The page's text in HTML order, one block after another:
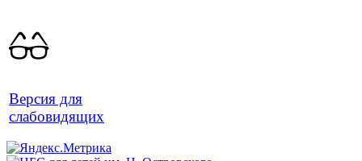
Версия для
слабовидящих